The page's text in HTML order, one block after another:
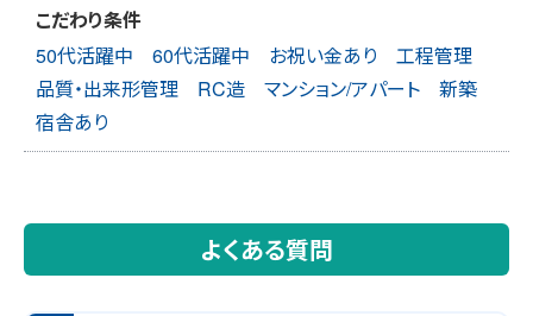
こだわり条件
50代活躍中
60代活躍中 お祝い金あり
工程管理
品質・出来形管理
RC造 マンション/アパート
新築
宿舎あり
よくある質問